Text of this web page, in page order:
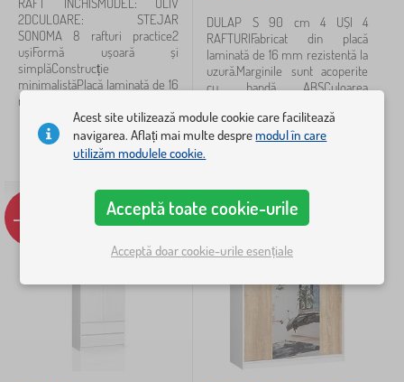
Execuție mobilier
dulap cu 2 uși
2
fără temă
2DCULOARE: STEJAR
SONOMA 8 rafturi practice2
ușiFormă ușoară și
simplăConstrucție
minimalistăPlacă laminată de 16
mmMargini finisate cu...
861lei
IN STOC
DULAP S 90 cm 4 UȘI 4
RAFTURIFabricat din placă
laminată de 16 mm rezistentă la
uzură.Marginile sunt acoperite
cu bandă ABSCuloarea
1 042lei
-13% -11%
Acest site utilizează module cookie care facilitează
navigarea. Aflați mai multe despremodul în care
utilizăm modulele cookie.
Acceptă toate cookie-urile
Acceptă doar cookie-urile esențiale